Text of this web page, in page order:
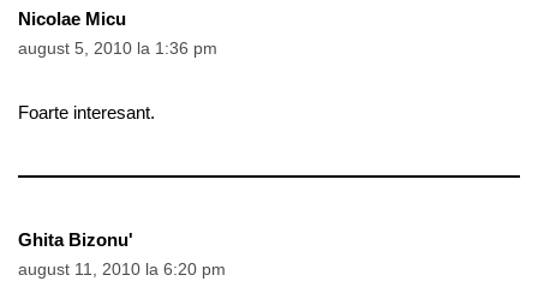
Nicolae Micu
august 5, 2010 la 1:36 pm
Foarte interesant.
Ghita Bizonu'
august 11, 2010 la 6:20 pm